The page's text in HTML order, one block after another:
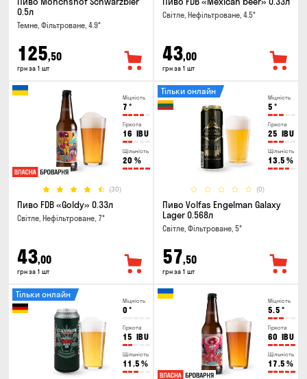
0.5л
Темне, Фільтроване, 4.9°
125,50
грн за 1 шт
Світле, Нефільтроване, 4.5°
43,00
грн за 1 шт
Міцність
7 °
Гіркота
16 IBU
Щільність
20 %
(30)
Пиво FDB «Goldy» 0.33л
Світле, Нефільтроване, 7°
43,00
грн за 1 шт
Міцність
5 °
Гіркота
25 IBU
Щільність
13.5 %
(0)
Тільки онлайн
Пиво Volfas Engelman Galaxy
Lager 0.568л
Світле, Фільтроване, 5°
57,50
грн за 1 шт
Міцність
0 °
Гіркота
15 IBU
Щільність
11.5 %
Тільки онлайн
Міцність
5.5 °
Гіркота
60 IBU
Щільність
17.5 %